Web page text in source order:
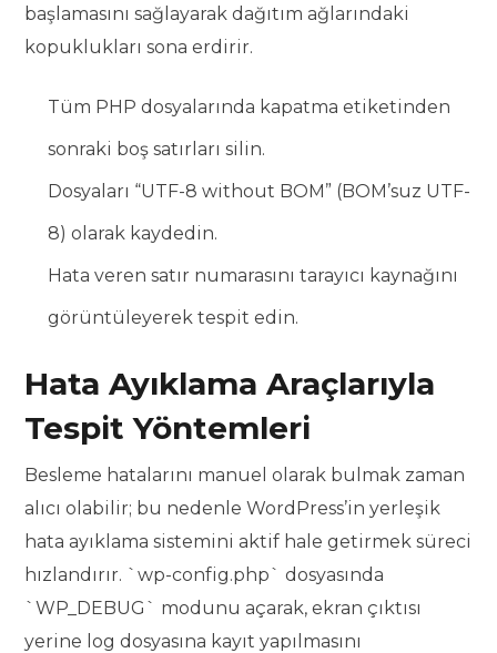
başlamasını sağlayarak dağıtım ağlarındaki
kopuklukları sona erdirir.
Tüm PHP dosyalarında kapatma etiketinden
sonraki boş satırları silin.
Dosyaları “UTF-8 without BOM” (BOM’suz UTF-
8) olarak kaydedin.
Hata veren satır numarasını tarayıcı kaynağını
görüntüleyerek tespit edin.
Hata Ayıklama Araçlarıyla
Tespit Yöntemleri
Besleme hatalarını manuel olarak bulmak zaman
alıcı olabilir; bu nedenle WordPress’in yerleşik
hata ayıklama sistemini aktif hale getirmek süreci
hızlandırır. `wp-config.php` dosyasında
`WP_DEBUG` modunu açarak, ekran çıktısı
yerine log dosyasına kayıt yapılmasını